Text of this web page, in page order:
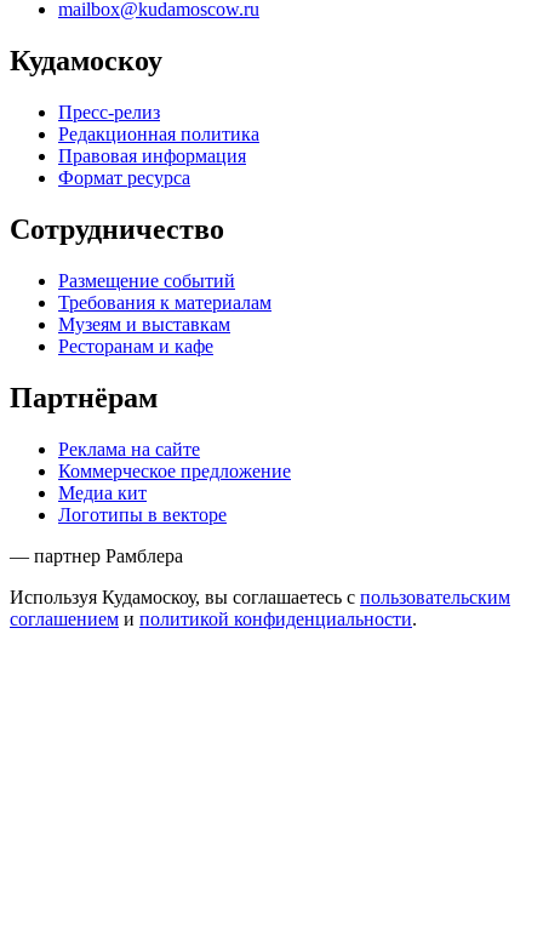
mailbox@kudamoscow.ru
Кудамоскоу
Пресс-релиз
Редакционная политика
Правовая информация
Формат ресурса
Сотрудничество
Размещение событий
Требования к материалам
Музеям и выставкам
Ресторанам и кафе
Партнёрам
Реклама на сайте
Коммерческое предложение
Медиа кит
Логотипы в векторе
— партнер Рамблера
Используя Кудамоскоу, вы соглашаетесь с пользовательским
соглашением и политикой конфиденциальности.